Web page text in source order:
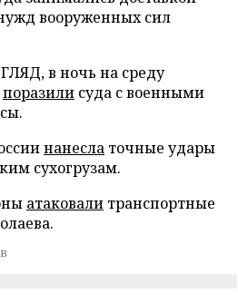
вооруженных сил
в ночь на среду
поразили суда с военными
нанесла точные удары
сухогрузам.
атаковали транспортные